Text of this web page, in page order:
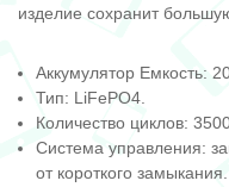
изделие сохранит
Аккумулятор Емкость:
Тип: LiFePO4.
Количество циклов:
Система управления:
от короткого замыкания.